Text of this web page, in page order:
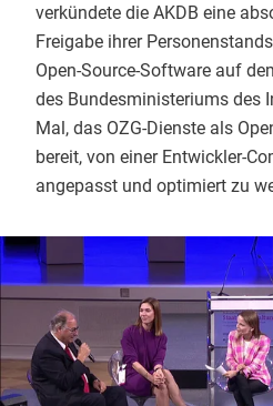
verkündete die AKDB eine
Freigabe ihrer
Open-Source-Software auf
des Bundesministeriums des
Mal, das OZG-Dienste als
bereit, von einer Entwickler-
angepasst und optimiert zu